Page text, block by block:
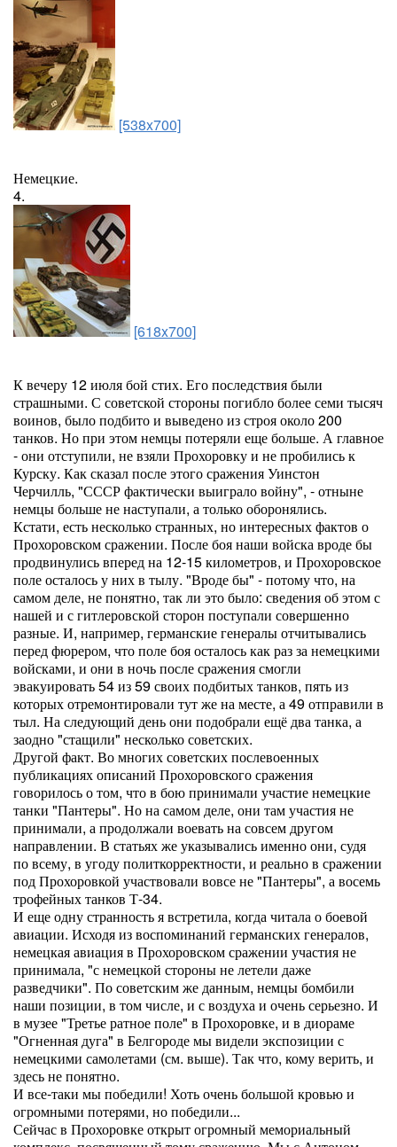
[538x700]
Немецкие.
4.
[618x700]
К вечеру 12 июля бой стих. Его последствия были
страшными. С советской стороны погибло более семи тысяч
воинов, было подбито и выведено из строя около 200
танков. Но при этом немцы потеряли еще больше. А главное
- они отступили, не взяли Прохоровку и не пробились к
Курску. Как сказал после этого сражения Уинстон
Черчилль, "СССР фактически выиграло войну", - отныне
немцы больше не наступали, а только оборонялись.
Кстати, есть несколько странных, но интересных фактов о
Прохоровском сражении. После боя наши войска вроде бы
продвинулись вперед на 12-15 километров, и Прохоровское
поле осталось у них в тылу. "Вроде бы" - потому что, на
самом деле, не понятно, так ли это было: сведения об этом с
нашей и с гитлеровской сторон поступали совершенно
разные. И, например, германские генералы отчитывались
перед фюрером, что поле боя осталось как раз за немецкими
войсками, и они в ночь после сражения смогли
эвакуировать 54 из 59 своих подбитых танков, пять из
которых отремонтировали тут же на месте, а 49 отправили в
тыл. На следующий день они подобрали ещё два танка, а
заодно "стащили" несколько советских.
Другой факт. Во многих советских послевоенных
публикациях описаний Прохоровского сражения
говорилось о том, что в бою принимали участие немецкие
танки "Пантеры". Но на самом деле, они там участия не
принимали, а продолжали воевать на совсем другом
направлении. В статьях же указывались именно они, судя
по всему, в угоду политкорректности, и реально в сражении
под Прохоровкой участвовали вовсе не "Пантеры", а восемь
трофейных танков Т-34.
И еще одну странность я встретила, когда читала о боевой
авиации. Исходя из воспоминаний германских генералов,
немецкая авиация в Прохоровском сражении участия не
принимала, "с немецкой стороны не летели даже
разведчики". По советским же данным, немцы бомбили
наши позиции, в том числе, и с воздуха и очень серьезно. И
в музее "Третье ратное поле" в Прохоровке, и в диораме
"Огненная дуга" в Белгороде мы видели экспозиции с
немецкими самолетами (см. выше). Так что, кому верить, и
здесь не понятно.
И все-таки мы победили! Хоть очень большой кровью и
огромными потерями, но победили...
Сейчас в Прохоровке открыт огромный мемориальный